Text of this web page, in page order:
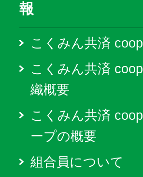
報
こくみん共済
こくみん共済
織概要
こくみん共済
ープの概要
組合員について